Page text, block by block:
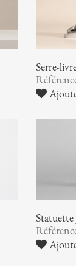
Serre-